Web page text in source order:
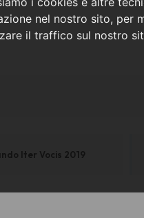
nel nostro sito, per
il traffico sul nostro
Iter Vocis 2019